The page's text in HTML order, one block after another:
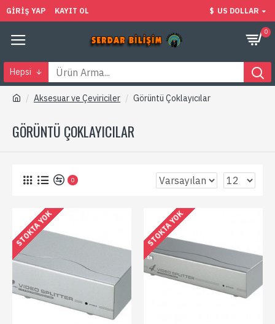
GIRIŞ YAP KAYIT OL $ US DOLLAR
0
Hepsi
Aksesuar ve Çeviriciler Görüntü Çoklayıcılar
GÖRÜNTÜ ÇOKLAYICILAR
0
STOKTA YOK STOKTA YOK